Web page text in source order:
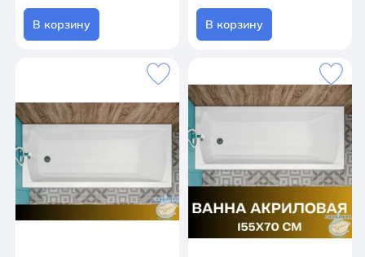
В корзину В корзину